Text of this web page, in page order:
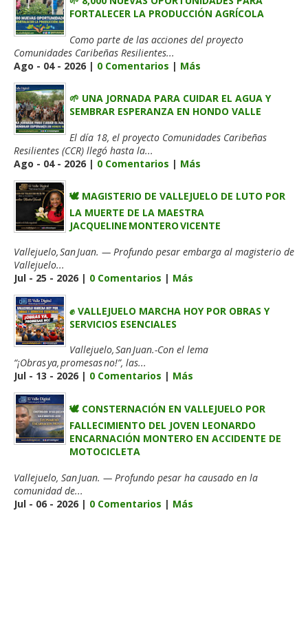
FORTALECER LA PRODUCCIÓN AGRÍCOLA
Como parte de las acciones del proyecto
Comunidades Caribeñas Resilientes...
Ago - 04 - 2026 | 0 Comentarios | Más
🌱 UNA JORNADA PARA CUIDAR EL AGUA Y
SEMBRAR ESPERANZA EN HONDO VALLE
El día 18, el proyecto Comunidades Caribeñas
Resilientes (CCR) llegó hasta la...
Ago - 04 - 2026 | 0 Comentarios | Más
🕊️ MAGISTERIO DE VALLEJUELO DE LUTO POR
LA MUERTE DE LA MAESTRA
JACQUELINE MONTERO VICENTE
Vallejuelo, San Juan. — Profundo pesar embarga al magisterio de
Vallejuelo...
Jul - 25 - 2026 | 0 Comentarios | Más
✊ VALLEJUELO MARCHA HOY POR OBRAS Y
SERVICIOS ESENCIALES
Vallejuelo, San Juan.-Con el lema
“¡Obras ya, promesas no!”, las...
Jul - 13 - 2026 | 0 Comentarios | Más
🕊️ CONSTERNACIÓN EN VALLEJUELO POR
FALLECIMIENTO DEL JOVEN LEONARDO
ENCARNACIÓN MONTERO EN ACCIDENTE DE
MOTOCICLETA
Vallejuelo, San Juan. — Profundo pesar ha causado en la
comunidad de...
Jul - 06 - 2026 | 0 Comentarios | Más